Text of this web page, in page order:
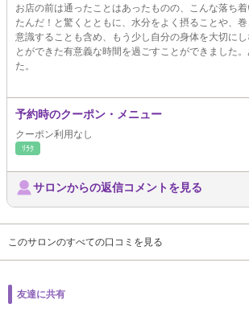
お店の前は通ったことはあったものの、こんな落ち
たんだ！と驚くとともに、水分をよく摂ることや、
意識することも含め、もう少し自分の身体を大切に
とができた有意義な時間を過ごすことができました
た。
予約時のクーポン・メニュー
クーポン利用なし
ﾘﾗｸ
サロンからの返信コメントを見る
このサロンのすべての口コミを見る
友達に共有